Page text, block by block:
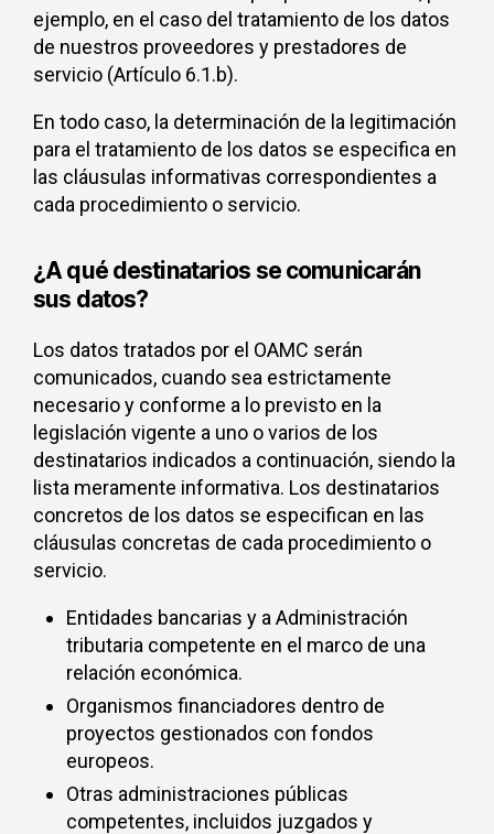
ejemplo, en el caso del tratamiento de los datos
de nuestros proveedores y prestadores de
servicio (Artículo 6.1.b).
En todo caso, la determinación de la legitimación
para el tratamiento de los datos se especifica en
las cláusulas informativas correspondientes a
cada procedimiento o servicio.
¿A qué destinatarios se comunicarán
sus datos?
Los datos tratados por el OAMC serán
comunicados, cuando sea estrictamente
necesario y conforme a lo previsto en la
legislación vigente a uno o varios de los
destinatarios indicados a continuación, siendo la
lista meramente informativa. Los destinatarios
concretos de los datos se especifican en las
cláusulas concretas de cada procedimiento o
servicio.
Entidades bancarias y a Administración
tributaria competente en el marco de una
relación económica.
Organismos financiadores dentro de
proyectos gestionados con fondos
europeos.
Otras administraciones públicas
competentes, incluidos juzgados y